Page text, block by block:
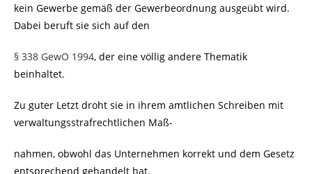
kein Gewerbe gemäß der Gewerbeordnung ausgeübt wird.
Dabei beruft sie sich auf den
§ 338 GewO 1994, der eine völlig andere Thematik
beinhaltet.
Zu guter Letzt droht sie in ihrem amtlichen Schreiben mit
verwaltungsstrafrechtlichen Maß-
nahmen, obwohl das Unternehmen korrekt und dem Gesetz
entsprechend gehandelt hat.